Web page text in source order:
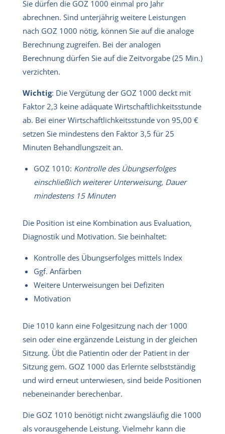
Sie dürfen die GOZ 1000 einmal pro Jahr
abrechnen. Sind unterjährig weitere Leistungen
nach GOZ 1000 nötig, können Sie auf die analoge
Berechnung zugreifen. Bei der analogen
Berechnung dürfen Sie auf die Zeitvorgabe (25 Min.)
verzichten.
Wichtig: Die Vergütung der GOZ 1000 deckt mit
Faktor 2,3 keine adäquate Wirtschaftlichkeitsstunde
ab. Bei einer Wirtschaftlichkeitsstunde von 95,00 €
setzen Sie mindestens den Faktor 3,5 für 25
Minuten Behandlungszeit an.
GOZ 1010: Kontrolle des Übungserfolges
einschließlich weiterer Unterweisung, Dauer
mindestens 15 Minuten
Die Position ist eine Kombination aus Evaluation,
Diagnostik und Motivation. Sie beinhaltet:
Kontrolle des Übungserfolges mittels Index
Ggf. Anfärben
Weitere Unterweisungen bei Defiziten
Motivation
Die 1010 kann eine Folgesitzung nach der 1000
sein oder eine ergänzende Leistung in der gleichen
Sitzung. Übt die Patientin oder der Patient in der
Sitzung gem. GOZ 1000 das Erlernte selbstständig
und wird erneut unterwiesen, sind beide Positionen
nebeneinander berechenbar.
Die GOZ 1010 benötigt nicht zwangsläufig die 1000
als vorausgehende Leistung. Vielmehr kann die